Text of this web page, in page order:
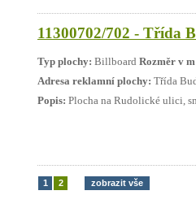
11300702/702 - Třída
Typ plochy: Billboard Rozměr v
Adresa reklamní plochy: Třída
Popis: Plocha na Rudolické ulici,
1 2 zobrazit vše